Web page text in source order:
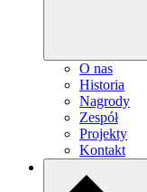
O nas
Historia
Nagrody
Zespół
Projekty
Kontakt